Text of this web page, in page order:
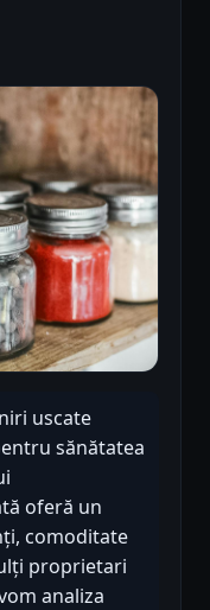
uscate
sănătatea
oferă un
comoditate
proprietari
analiza